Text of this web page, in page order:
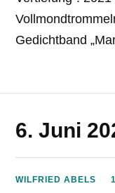
Gedichtband
6. Juni
WILFRIED ABELS